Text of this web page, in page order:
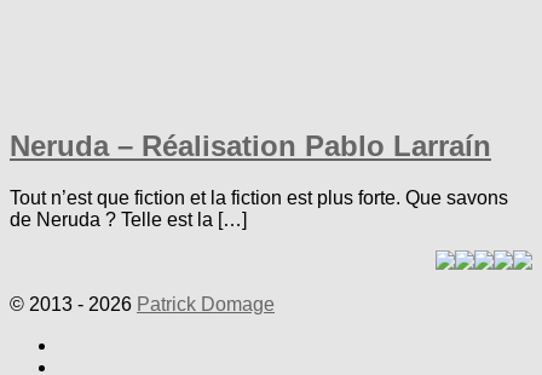
Neruda – Réalisation Pablo Larraín
Tout n’est que fiction et la fiction est plus forte. Que savons
de Neruda ? Telle est la […]
© 2013 - 2026 Patrick Domage